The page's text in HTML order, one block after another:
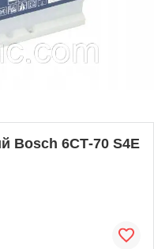
Bosch 6СТ-70 S4E